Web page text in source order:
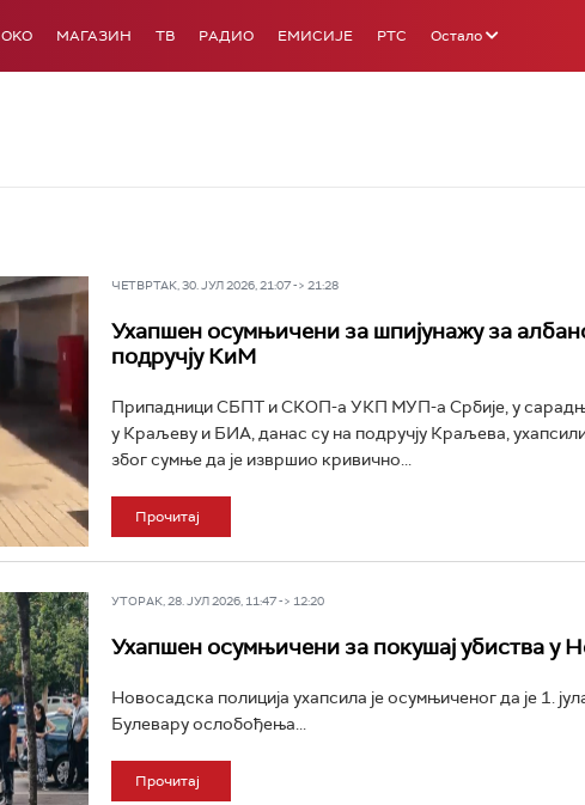
OKO МАГАЗИН ТВ РАДИО ЕМИСИЈЕ РТС Остало
ЧЕТВРТАК, 30. ЈУЛ 2026, 21:07 -> 21:28
Ухапшен осумњичени за шпијунажу за
подручју КиМ
Припадници СБПТ и СКОП-а УКП МУП-а Србије, у
у Краљеву и БИА, данас су на подручју Краљева,
због сумње да је извршио кривично...
Прочитај
УТОРАК, 28. ЈУЛ 2026, 11:47 -> 12:20
Ухапшен осумњичени за покушај убиства у
Новосадска полиција ухапсила је осумњиченог да је 1.
Булевару ослобођења...
Прочитај